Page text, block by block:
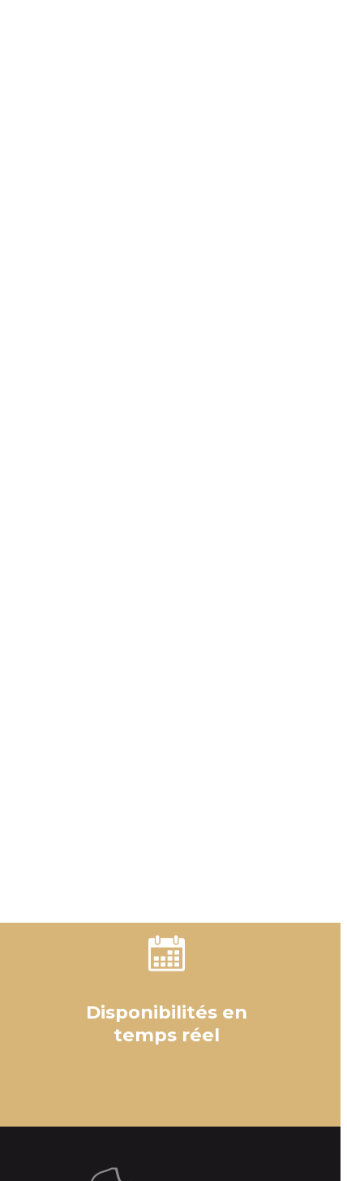
Disponibilités en
temps réel